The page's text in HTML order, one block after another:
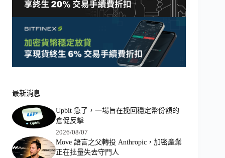
最新消息
Upbit 急了，一場旨在挽回穩定幣份額的
倉促反擊
2026/08/07
Move 語言之父轉投 Anthropic，加密產業
正在批量失去守門人